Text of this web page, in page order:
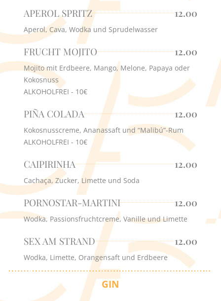
APEROL SPRITZ 12.00
Aperol, Cava, Wodka und Sprudelwasser
FRUCHT MOJITO 12.00
Mojito mit Erdbeere, Mango, Melone, Papaya oder
Kokosnuss
ALKOHOLFREI - 10€
PIÑA COLADA 12.00
Kokosnusscreme, Ananassaft und “Malibú”-Rum
ALKOHOLFREI - 10€
CAIPIRINHA 12.00
Cachaça, Zucker, Limette und Soda
PORNOSTAR-MARTINI 12.00
Wodka, Passionsfruchtcreme, Vanille und Limette
SEX AM STRAND 12.00
Wodka, Limette, Orangensaft und Erdbeere
GIN